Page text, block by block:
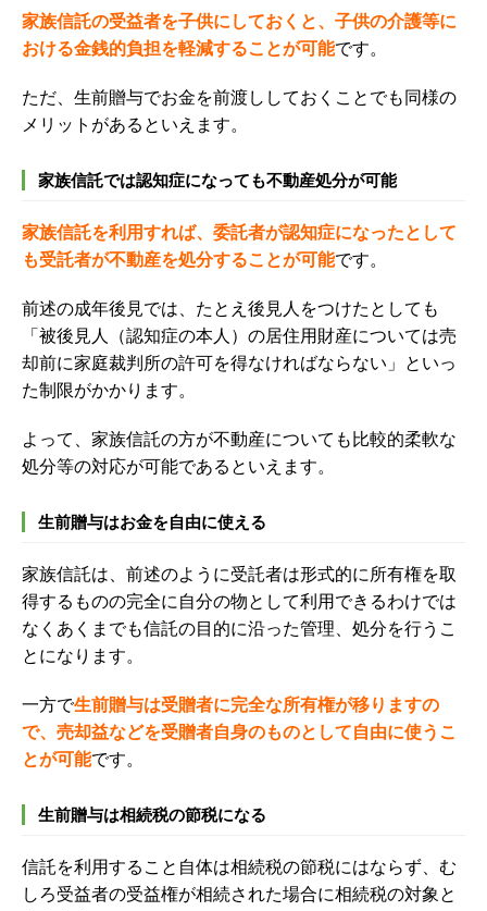
家族信託の受益者を子供にしておくと、子供の介護等に
おける金銭的負担を軽減することが可能です。
ただ、生前贈与でお金を前渡ししておくことでも同様の
メリットがあるといえます。
家族信託では認知症になっても不動産処分が可能
家族信託を利用すれば、 委託者が認知症になったとして
も受託者が不動産を処分することが可能です。
前述の成年後見では、たとえ後見人をつけたとしても
「被後見人（認知症の本人）の居住用財産については売
却前に家庭裁判所の許可を得なければならない」といっ
た制限がかかります。
よって、 家族信託の方が不動産についても比較的柔軟な
処分等の対応が可能である といえます。
生前贈与はお金を自由に使える
家族信託は、前述のように受託者は形式的に所有権を取
得するものの完全に自分の物として利用できるわけでは
なくあくまでも信託の目的に沿った管理、処分を行うこ
とになります。
一方で生前贈与は受贈者に完全な所有権が移りますの
で、売却益などを受贈者自身のものとして自由に使うこ
とが可能です。
生前贈与は相続税の節税になる
信託を利用すること自体は相続税の節税にはならず、 む
しろ受益者の受益権が相続された場合に相続税の対象と